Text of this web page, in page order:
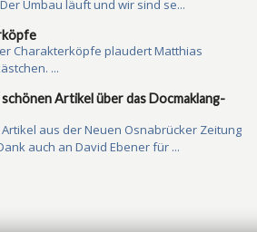
Umbau läuft und wir sind se...
Charakterköpfe plaudert Matthias
...
Artikel über das Docmaklang-
Artikel aus der Neuen Osnabrücker Zeitung
auch an David Ebener für ...